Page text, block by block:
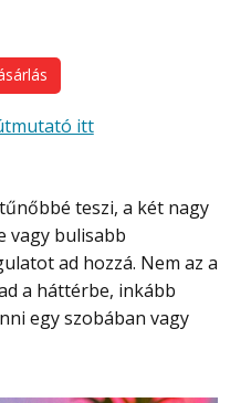
itt
vagy bulisabb
ad hozzá. Nem az a
a háttérbe, inkább
egy szobában vagy